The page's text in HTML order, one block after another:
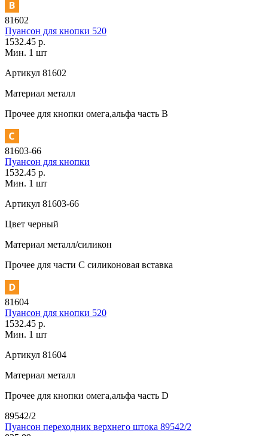
81602
Пуансон для кнопки 520
1532.45 р.
Мин. 1 шт
Артикул 81602
Материал металл
Прочее для кнопки омега,альфа часть В
81603-66
Пуансон для кнопки
1532.45 р.
Мин. 1 шт
Артикул 81603-66
Цвет черный
Материал металл/силикон
Прочее для части C силиконовая вставка
81604
Пуансон для кнопки 520
1532.45 р.
Мин. 1 шт
Артикул 81604
Материал металл
Прочее для кнопки омега,альфа часть D
89542/2
Пуансон переходник верхнего штока 89542/2